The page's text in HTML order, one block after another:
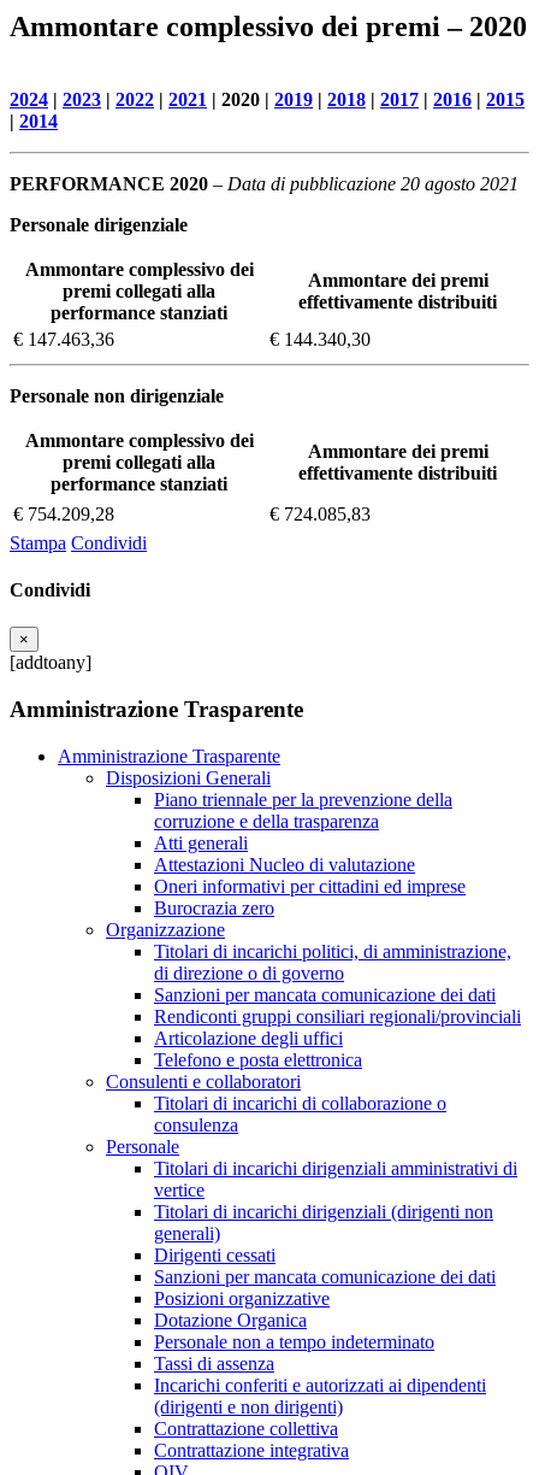
Ammontare complessivo dei premi – 2020
2024 | 2023 | 2022 | 2021 | 2020 | 2019 | 2018 | 2017 | 2016 | 2015
| 2014
PERFORMANCE 2020 – Data di pubblicazione 20 agosto 2021
Personale dirigenziale
Ammontare complessivo dei
premi collegati alla
performance stanziati
Ammontare dei premi
effettivamente distribuiti
€ 147.463,36
€ 144.340,30
Personale non dirigenziale
Ammontare complessivo dei
premi collegati alla
performance stanziati
Ammontare dei premi
effettivamente distribuiti
€ 754.209,28
€ 724.085,83
Stampa Condividi
Condividi
×
[addtoany]
Amministrazione Trasparente
Amministrazione Trasparente
Disposizioni Generali
Piano triennale per la prevenzione della
corruzione e della trasparenza
Atti generali
Attestazioni Nucleo di valutazione
Oneri informativi per cittadini ed imprese
Burocrazia zero
Organizzazione
Titolari di incarichi politici, di amministrazione,
di direzione o di governo
Sanzioni per mancata comunicazione dei dati
Rendiconti gruppi consiliari regionali/provinciali
Articolazione degli uffici
Telefono e posta elettronica
Consulenti e collaboratori
Titolari di incarichi di collaborazione o
consulenza
Personale
Titolari di incarichi dirigenziali amministrativi di
vertice
Titolari di incarichi dirigenziali (dirigenti non
generali)
Dirigenti cessati
Sanzioni per mancata comunicazione dei dati
Posizioni organizzative
Dotazione Organica
Personale non a tempo indeterminato
Tassi di assenza
Incarichi conferiti e autorizzati ai dipendenti
(dirigenti e non dirigenti)
Contrattazione collettiva
Contrattazione integrativa